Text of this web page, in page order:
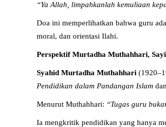
“Ya Allah, limpahkanlah kemuliaan
Doa ini memperlihatkan bahwa guru
moral, dan orientasi Ilahi.
Perspektif Murtadha Muthahhari,
Syahid Murtadha Muthahhari
Pendidikan dalam Pandangan Islam dan
Menurut Muthahhari: “Tugas guru
Ia mengkritik pendidikan yang hanya